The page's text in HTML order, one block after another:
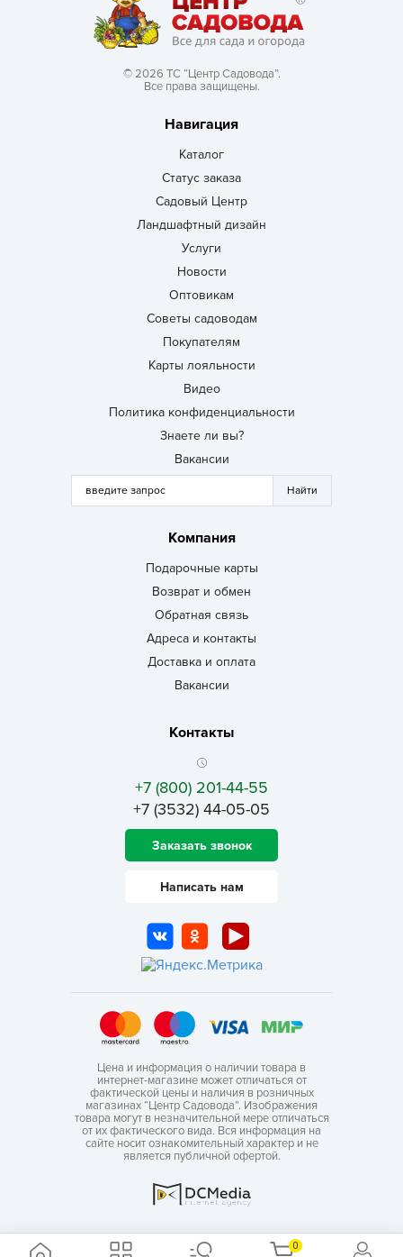
0
© 2026 ТС “Центр Садовода”.
Все права защищены.
Навигация
Каталог
Статус заказа
Садовый Центр
Ландшафтный дизайн
Услуги
Новости
Оптовикам
Советы садоводам
Покупателям
Карты лояльности
Видео
Политика конфиденциальности
Знаете ли вы?
Вакансии
Компания
Подарочные карты
Возврат и обмен
Обратная связь
Адреса и контакты
Доставка и оплата
Вакансии
Контакты
+7 (800) 201-44-55
+7 (3532) 44-05-05
Заказать звонок
Написать нам
Цена и информация о наличии товара в
интернет-магазине может отличаться от
фактической цены и наличия в розничных
магазинах “Центр Садовода”. Изображения
товара могут в незначительной мере отличаться
от их фактического вида. Вся информация на
сайте носит ознакомительный характер и не
является публичной офертой.